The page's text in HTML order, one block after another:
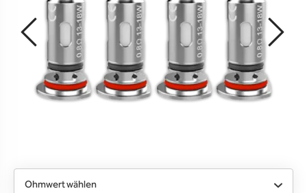
Ohmwert wählen